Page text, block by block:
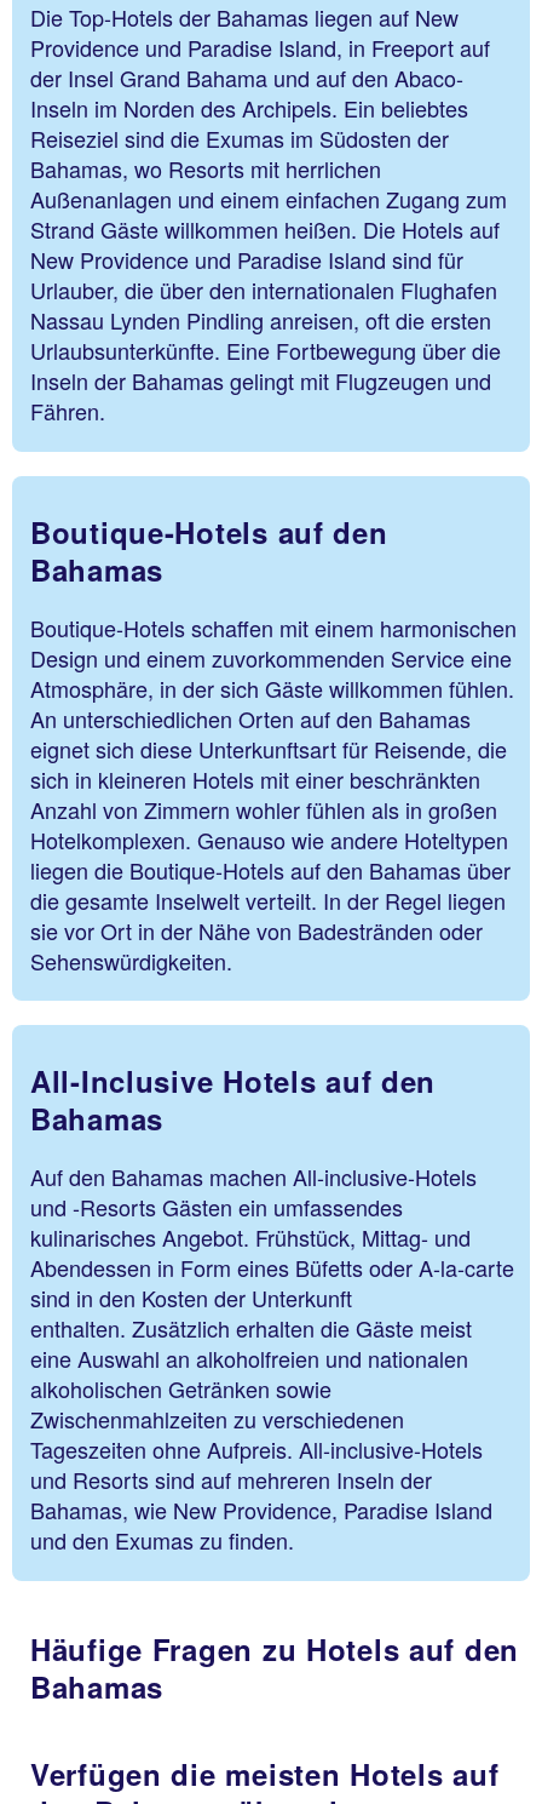
Die Top-Hotels der Bahamas liegen auf New
Providence und Paradise Island, in Freeport auf
der Insel Grand Bahama und auf den Abaco-
Inseln im Norden des Archipels. Ein beliebtes
Reiseziel sind die Exumas im Südosten der
Bahamas, wo Resorts mit herrlichen
Außenanlagen und einem einfachen Zugang zum
Strand Gäste willkommen heißen. Die Hotels auf
New Providence und Paradise Island sind für
Urlauber, die über den internationalen Flughafen
Nassau Lynden Pindling anreisen, oft die ersten
Urlaubsunterkünfte. Eine Fortbewegung über die
Inseln der Bahamas gelingt mit Flugzeugen und
Fähren.
Boutique-Hotels auf den
Bahamas
Boutique-Hotels schaffen mit einem harmonischen
Design und einem zuvorkommenden Service eine
Atmosphäre, in der sich Gäste willkommen fühlen.
An unterschiedlichen Orten auf den Bahamas
eignet sich diese Unterkunftsart für Reisende, die
sich in kleineren Hotels mit einer beschränkten
Anzahl von Zimmern wohler fühlen als in großen
Hotelkomplexen. Genauso wie andere Hoteltypen
liegen die Boutique-Hotels auf den Bahamas über
die gesamte Inselwelt verteilt. In der Regel liegen
sie vor Ort in der Nähe von Badestränden oder
Sehenswürdigkeiten.
All-Inclusive Hotels auf den
Bahamas
Auf den Bahamas machen All-inclusive-Hotels
und -Resorts Gästen ein umfassendes
kulinarisches Angebot. Frühstück, Mittag- und
Abendessen in Form eines Büfetts oder A-la-carte
sind in den Kosten der Unterkunft
enthalten. Zusätzlich erhalten die Gäste meist
eine Auswahl an alkoholfreien und nationalen
alkoholischen Getränken sowie
Zwischenmahlzeiten zu verschiedenen
Tageszeiten ohne Aufpreis. All-inclusive-Hotels
und Resorts sind auf mehreren Inseln der
Bahamas, wie New Providence, Paradise Island
und den Exumas zu finden.
Häufige Fragen zu Hotels auf den
Bahamas
Verfügen die meisten Hotels auf